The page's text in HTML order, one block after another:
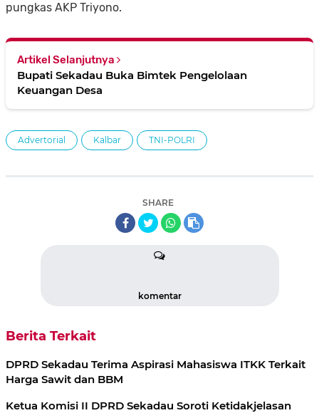
pungkas AKP Triyono.
Artikel Selanjutnya
Bupati Sekadau Buka Bimtek Pengelolaan
Keuangan Desa
Advertorial Kalbar TNI-POLRI
SHARE
komentar
Berita Terkait
DPRD Sekadau Terima Aspirasi Mahasiswa ITKK Terkait
Harga Sawit dan BBM
Ketua Komisi II DPRD Sekadau Soroti Ketidakjelasan